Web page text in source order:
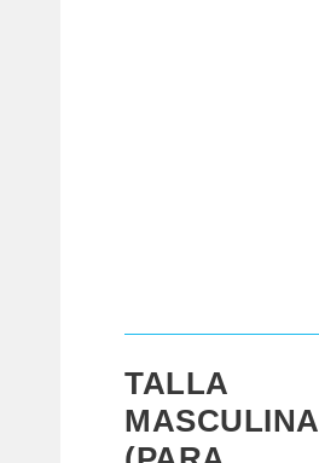
TALLA
MASCULINA